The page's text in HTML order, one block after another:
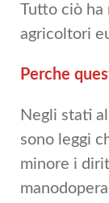
Tutto ciò ha
agricoltori
Perche
Negli stati
sono leggi
minore i